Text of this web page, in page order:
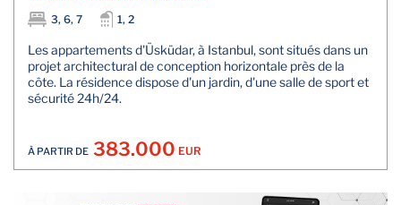
3, 6, 7
1, 2
Les appartements d'Üsküdar, à Istanbul, sont situés dans un
projet architectural de conception horizontale près de la
côte. La résidence dispose d'un jardin, d'une salle de sport et
sécurité 24h/24.
À PARTIR DE 383.000 EUR